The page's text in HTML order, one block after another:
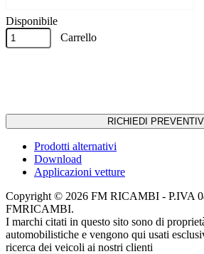
Disponibile
Carrello
RICHIEDI
Prodotti alternativi
Download
Applicazioni vetture
Copyright © 2026 FM RICAMBI - P.IVA
FMRICAMBI.
I marchi citati in questo sito sono di
automobilistiche e vengono qui usati
ricerca dei veicoli ai nostri clienti